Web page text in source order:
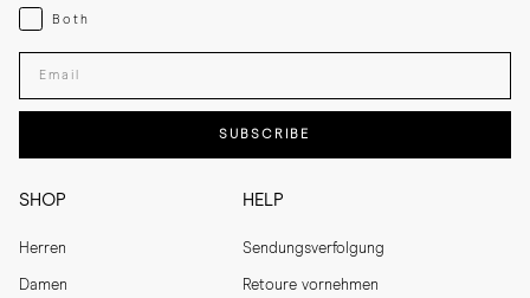
SHOP
Herren
Damen
HELP
Sendungsverfolgung
Retoure vornehmen
Both
Both
Enter your email adress
SUBSCRIBE